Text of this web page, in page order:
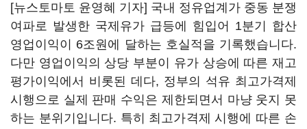
[뉴스토마토 윤영혜 기자] 국내 정유업계가 중동 분쟁
여파로 발생한 국제유가 급등에 힘입어 1분기 합산
영업이익이 6조원에 달하는 호실적을 기록했습니다.
다만 영업이익의 상당 부분이 유가 상승에 따른 재고
평가이익에서 비롯된 데다, 정부의 석유 최고가격제
시행으로 실제 판매 수익은 제한되면서 마냥 웃지 못
하는 분위기입니다. 특히 최고가격제 시행에 따른 손